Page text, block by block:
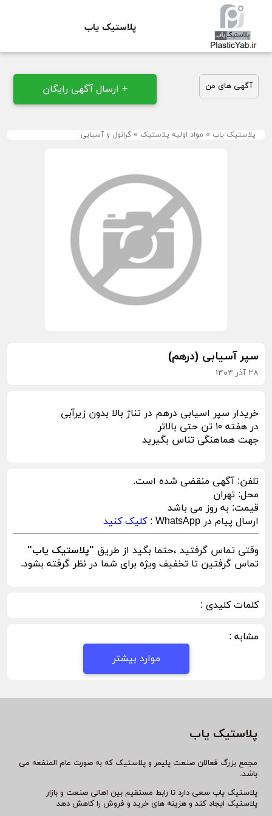
پلاستیک یاب
آگهی های من + ارسال آگهی رایگان
پلاستیک یاب » مواد اولیه پلاستیک » گرانول و آسیابی
سپر آسیابی (درهم)
۲۸ آذر ۱۴۰۴
خریدار سپر اسیابی درهم در تناژ بالا بدون زیرآبی
در هفته ۱۰ تن حتی بالاتر
جهت هماهنگی تناس بگیرید
تلفن:آگهی منقضی شده است.
محل: تهران
قیمت: به روز می باشد
ارسال پیام در WhatsApp :
کلیک کنید
وقتی تماس گرفتید ،حتما بگید از طریق "پلاستیک یاب"
تماس گرفتین تا تخفیف ویژه برای شما در نظر گرفته بشود.
کلمات کلیدی :
مشابه :
موارد بیشتر
پلاستیک یاب
مجمع بزرگ فعالان صنعت پلیمر و پلاستیک که به صورت عام المنفعه می
باشد.
پلاستیک یاب سعی دارد تا رابط مستقیم بین اهالی صنعت و بازار
پلاستیک ایجاد کند و هزینه های خرید و فروش را کاهش دهد